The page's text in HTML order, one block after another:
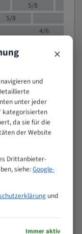
5/8
5/8
4/6
4/5
×
und
unter jeder
kategorisierten
da sie für die
der Website
Drittanbieter-
siehe:Google-
und
Immer aktiv